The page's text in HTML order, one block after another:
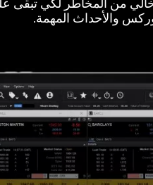
والأحداث المهمة.